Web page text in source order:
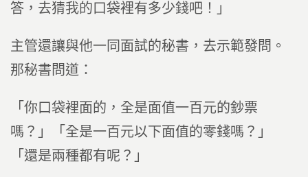
答，去猜我的口袋裡有多少錢吧！」
主管還讓與他一同面試的秘書，去示範發問。
那秘書問道：
「你口袋裡面的，全是面值一百元的鈔票
嗎？」「全是一百元以下面值的零錢嗎？」
「還是兩種都有呢？」